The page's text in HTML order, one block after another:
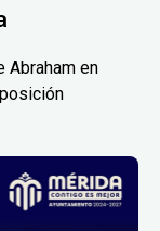
Abraham en